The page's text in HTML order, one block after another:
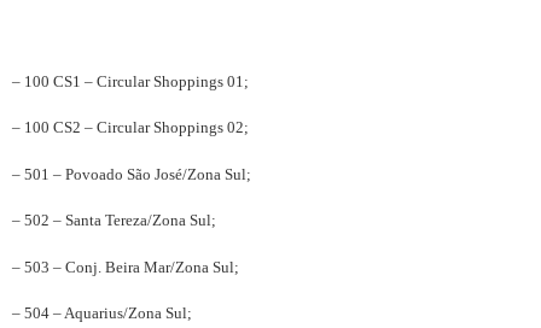
– 100 CS1 – Circular Shoppings 01;
– 100 CS2 – Circular Shoppings 02;
– 501 – Povoado São José/Zona Sul;
– 502 – Santa Tereza/Zona Sul;
– 503 – Conj. Beira Mar/Zona Sul;
– 504 – Aquarius/Zona Sul;